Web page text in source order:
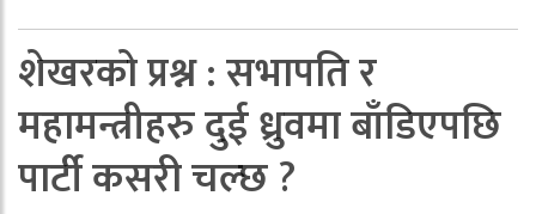
शेखरको प्रश्न : सभापति र
महामन्त्रीहरु दुई ध्रुवमा बाँडिएपछि
पार्टी कसरी चल्छ ?